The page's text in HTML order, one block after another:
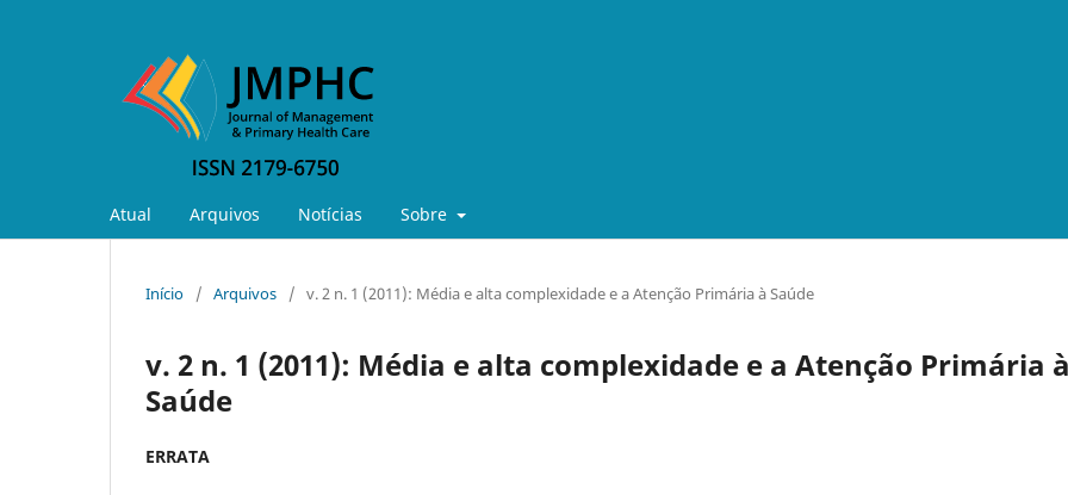
Atual Arquivos Notícias Sobre
Início / Arquivos / v. 2 n. 1 (2011): Média e alta complexidade e a Atenção Primária à Saúde
v. 2 n. 1 (2011): Média e alta complexidade e a Atenção Primária à
Saúde
ERRATA